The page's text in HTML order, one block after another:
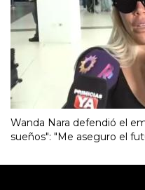
Wanda Nara defendió el
sueños": "Me aseguro el